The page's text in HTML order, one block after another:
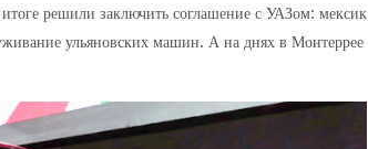
решили заключить соглашение с УАЗом: мексик
ульяновских машин. А на днях в Монтеррее